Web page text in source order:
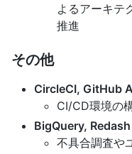
よるアーキテ
推進
その他
CircleCI, GitHub
CI/CD環境の
BigQuery, Redash
不具合調査や